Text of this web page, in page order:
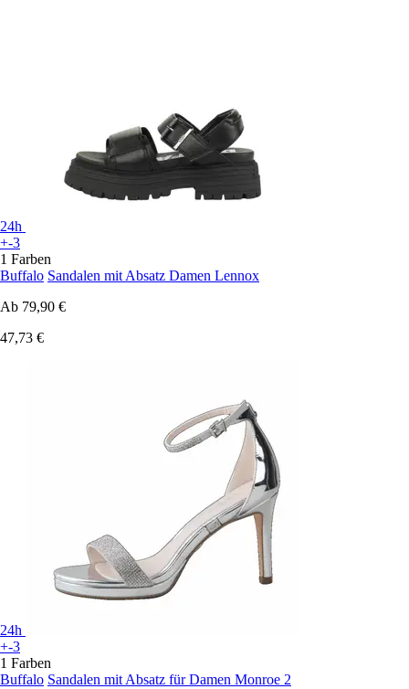
24h
+-3
1 Farben
Buffalo Sandalen mit Absatz Damen Lennox
Ab 79,90 €
47,73 €
24h
+-3
1 Farben
Buffalo Sandalen mit Absatz für Damen Monroe 2